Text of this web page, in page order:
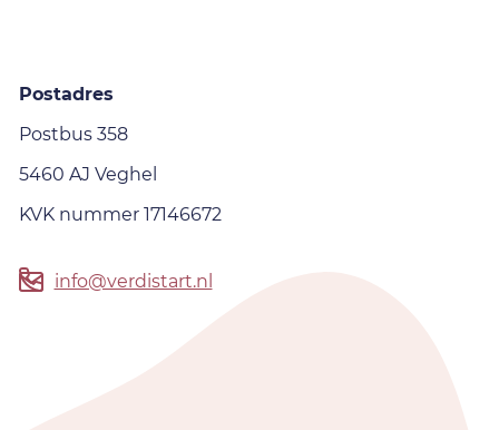
Postadres
Postbus 358
5460 AJ Veghel
KVK nummer 17146672
info@verdistart.nl